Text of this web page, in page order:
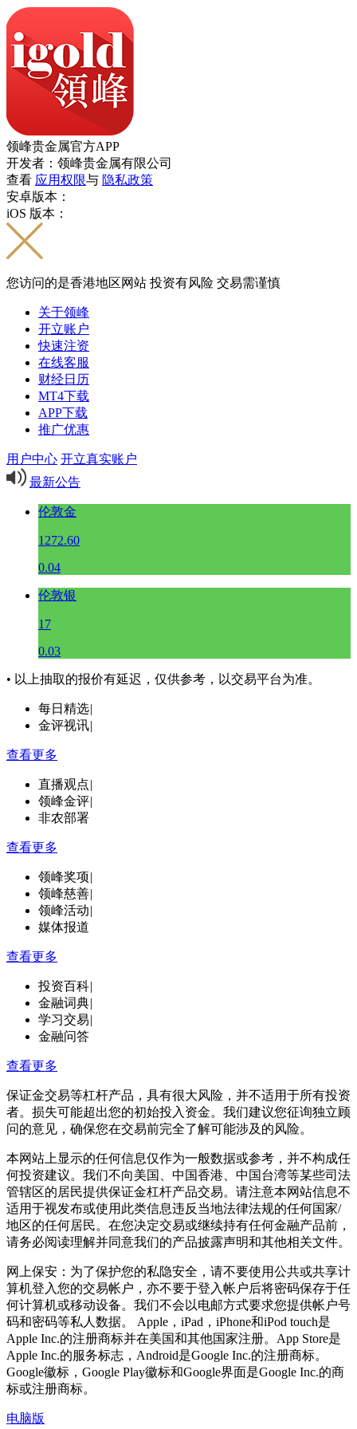
领峰贵金属官方APP
开发者：领峰贵金属有限公司
查看 应用权限与 隐私政策
安卓版本：
iOS 版本：
您访问的是香港地区网站 投资有风险 交易需谨慎
关于领峰
开立账户
快速注资
在线客服
财经日历
MT4下载
APP下载
推广优惠
用户中心 开立真实账户
最新公告
伦敦金
1272.60
0.04
伦敦银
17
0.03
• 以上抽取的报价有延迟，仅供参考，以交易平台为准。
每日精选|
金评视讯|
查看更多
直播观点|
领峰金评|
非农部署
查看更多
领峰奖项|
领峰慈善|
领峰活动|
媒体报道
查看更多
投资百科|
金融词典|
学习交易|
金融问答
查看更多
保证金交易等杠杆产品，具有很大风险，并不适用于所有投资
者。损失可能超出您的初始投入资金。我们建议您征询独立顾
问的意见，确保您在交易前完全了解可能涉及的风险。
本网站上显示的任何信息仅作为一般数据或参考，并不构成任
何投资建议。我们不向美国、中国香港、中国台湾等某些司法
管辖区的居民提供保证金杠杆产品交易。请注意本网站信息不
适用于视发布或使用此类信息违反当地法律法规的任何国家/
地区的任何居民。在您决定交易或继续持有任何金融产品前，
请务必阅读理解并同意我们的产品披露声明和其他相关文件。
网上保安：为了保护您的私隐安全，请不要使用公共或共享计
算机登入您的交易帐户，亦不要于登入帐户后将密码保存于任
何计算机或移动设备。我们不会以电邮方式要求您提供帐户号
码和密码等私人数据。 Apple，iPad，iPhone和iPod touch是
Apple Inc.的注册商标并在美国和其他国家注册。App Store是
Apple Inc.的服务标志，Android是Google Inc.的注册商标。
Google徽标，Google Play徽标和Google界面是Google Inc.的商
标或注册商标。
电脑版